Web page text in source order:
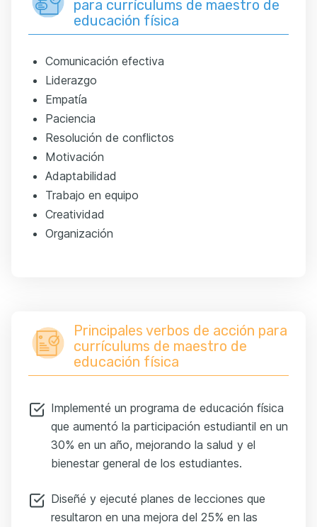
para currículums de maestro de
educación física
Comunicación efectiva
Liderazgo
Empatía
Paciencia
Resolución de conflictos
Motivación
Adaptabilidad
Trabajo en equipo
Creatividad
Organización
Principales verbos de acción para
currículums de maestro de
educación física
Implementé un programa de educación física
que aumentó la participación estudiantil en un
30% en un año, mejorando la salud y el
bienestar general de los estudiantes.
Diseñé y ejecuté planes de lecciones que
resultaron en una mejora del 25% en las